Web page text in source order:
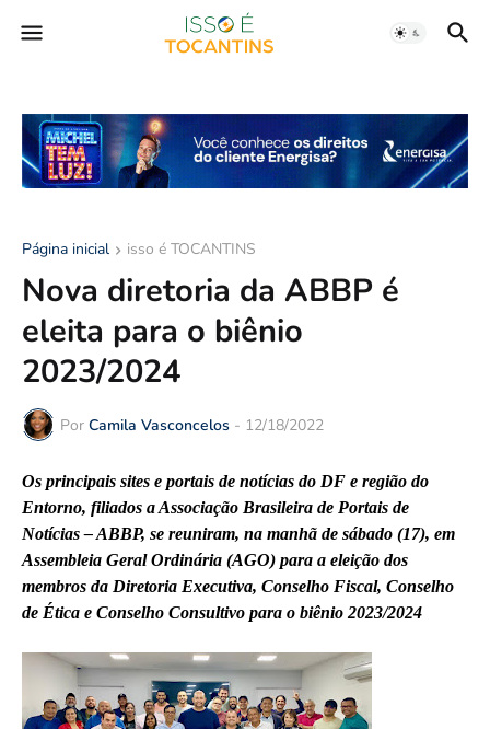
Página inicial isso é TOCANTINS
Nova diretoria da ABBP é
eleita para o biênio
2023/2024
Por Camila Vasconcelos - 12/18/2022
Os principais sites e portais de notícias do DF e região do
Entorno, filiados a Associação Brasileira de Portais de
Notícias – ABBP, se reuniram, na manhã de sábado (17), em
Assembleia Geral Ordinária (AGO) para a eleição dos
membros da Diretoria Executiva, Conselho Fiscal, Conselho
de Ética e Conselho Consultivo para o biênio 2023/2024